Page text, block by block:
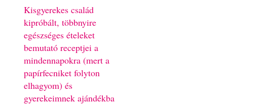
Kisgyerekes család
kipróbált, többnyire
egészséges ételeket
bemutató receptjei a
mindennapokra (mert a
papírfecniket folyton
elhagyom) és
gyerekeimnek ajándékba